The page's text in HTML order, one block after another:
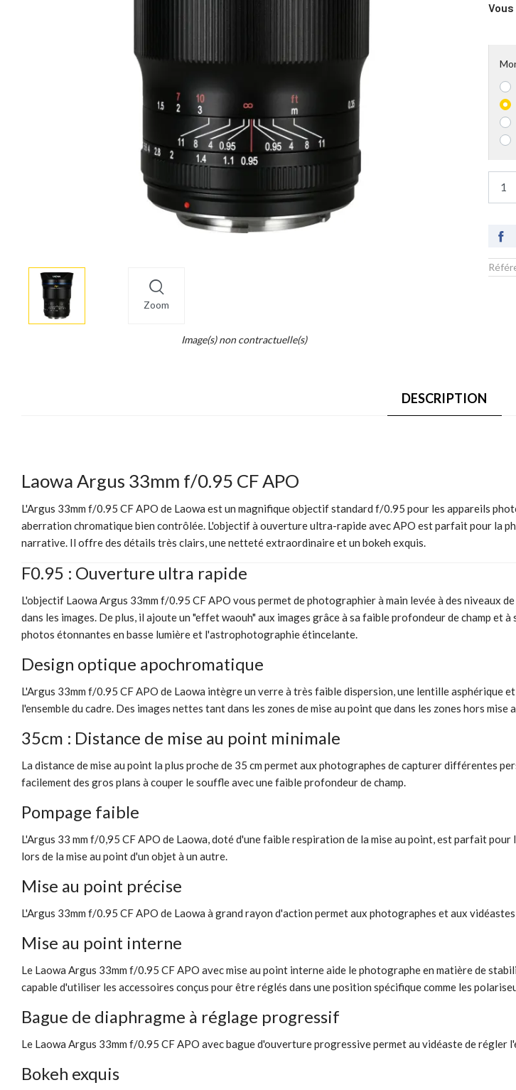
Zoom
More
info
Image(s) non contractuelle(s)
DESCRIPTION
Laowa Argus 33mm f/0.95 CF APO
L'Argus 33mm f/0.95 CF APO de Laowa est un magnifique objectif standard f/0.95 pour les appareils
aberration chromatique bien contrôlée. L'objectif à ouverture ultra-rapide avec APO est parfait pour la
narrative. Il offre des détails très clairs, une netteté extraordinaire et un bokeh exquis.
F0.95 : Ouverture ultra rapide
L'objectif Laowa Argus 33mm f/0.95 CF APO vous permet de photographier à main levée à des niveaux
dans les images. De plus, il ajoute un "effet waouh" aux images grâce à sa faible profondeur de champ
photos étonnantes en basse lumière et l'astrophotographie étincelante.
Design optique apochromatique
L'Argus 33mm f/0.95 CF APO de Laowa intègre un verre à très faible dispersion, une lentille
l'ensemble du cadre. Des images nettes tant dans les zones de mise au point que dans les zones hors mise
35cm : Distance de mise au point minimale
La distance de mise au point la plus proche de 35 cm permet aux photographes de capturer différentes
facilement des gros plans à couper le souffle avec une faible profondeur de champ.
Pompage faible
L'Argus 33 mm f/0,95 CF APO de Laowa, doté d'une faible respiration de la mise au point, est parfait
lors de la mise au point d'un objet à un autre.
Mise au point précise
L'Argus 33mm f/0.95 CF APO de Laowa à grand rayon d'action permet aux photographes et aux
Mise au point interne
Le Laowa Argus 33mm f/0.95 CF APO avec mise au point interne aide le photographe en matière de
capable d'utiliser les accessoires conçus pour être réglés dans une position spécifique comme les
Bague de diaphragme à réglage progressif
Le Laowa Argus 33mm f/0.95 CF APO avec bague d'ouverture progressive permet au vidéaste de
Bokeh exquis